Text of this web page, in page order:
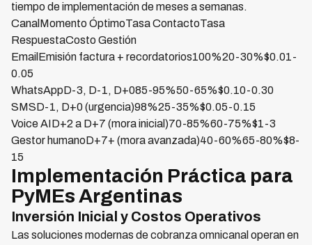
tiempo de implementación de meses a semanas.
CanalMomento ÓptimoTasa ContactoTasa
RespuestaCosto Gestión
EmailEmisión factura + recordatorios100%20-30%$0.01-
0.05
WhatsAppD-3, D-1, D+085-95%50-65%$0.10-0.30
SMSD-1, D+0 (urgencia)98%25-35%$0.05-0.15
Voice AID+2 a D+7 (mora inicial)70-85%60-75%$1-3
Gestor humanoD+7+ (mora avanzada)40-60%65-80%$8-
15
Implementación Práctica para
PyMEs Argentinas
Inversión Inicial y Costos Operativos
Las soluciones modernas de cobranza omnicanal operan en